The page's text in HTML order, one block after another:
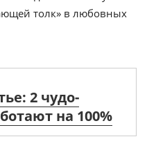
толк» в любовных
2 чудо-
на 100%